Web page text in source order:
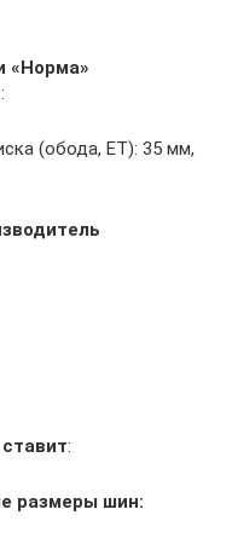
«Норма»
:
(обода, ET): 35 мм,
:
размеры шин: